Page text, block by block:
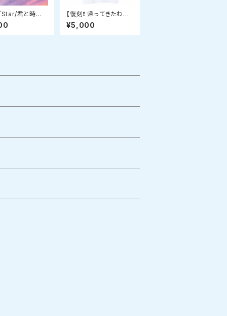
Star/君と時間１
』
【復刻❗️ 帰ってきたわに
ポロシャツ】 オリジナル
デザインドライポロシャ
¥5,000